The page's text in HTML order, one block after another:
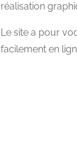
réalisation
Le site a pour
facilement en